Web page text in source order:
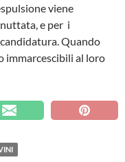
viene
e per i
Quando
immarcescibili al loro